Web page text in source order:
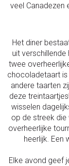
veel Canadezen
Het diner
uit
twee
chocoladetaart is
andere taarten
deze
wisselen
op de streek die
overheerlijke
heerlijk. Een
Elke avond geef